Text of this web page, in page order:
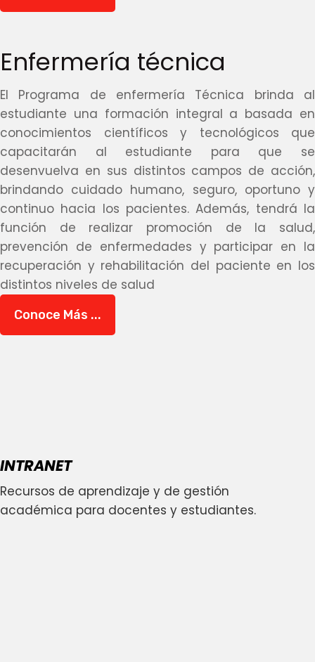
Enfermería técnica
El Programa de enfermería Técnica brinda al
estudiante una formación integral a basada en
conocimientos científicos y tecnológicos que
capacitarán al estudiante para que se
desenvuelva en sus distintos campos de acción,
brindando cuidado humano, seguro, oportuno y
continuo hacia los pacientes. Además, tendrá la
función de realizar promoción de la salud,
prevención de enfermedades y participar en la
recuperación y rehabilitación del paciente en los
distintos niveles de salud
Conoce Más ...
INTRANET
Recursos de aprendizaje y de gestión
académica para docentes y estudiantes.